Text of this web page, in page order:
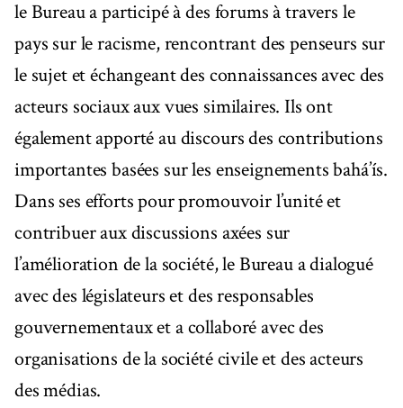
le Bureau a participé à des forums à travers le
pays sur le racisme, rencontrant des penseurs sur
le sujet et échangeant des connaissances avec des
acteurs sociaux aux vues similaires. Ils ont
également apporté au discours des contributions
importantes basées sur les enseignements bahá’ís.
Dans ses efforts pour promouvoir l’unité et
contribuer aux discussions axées sur
l’amélioration de la société, le Bureau a dialogué
avec des législateurs et des responsables
gouvernementaux et a collaboré avec des
organisations de la société civile et des acteurs
des médias.